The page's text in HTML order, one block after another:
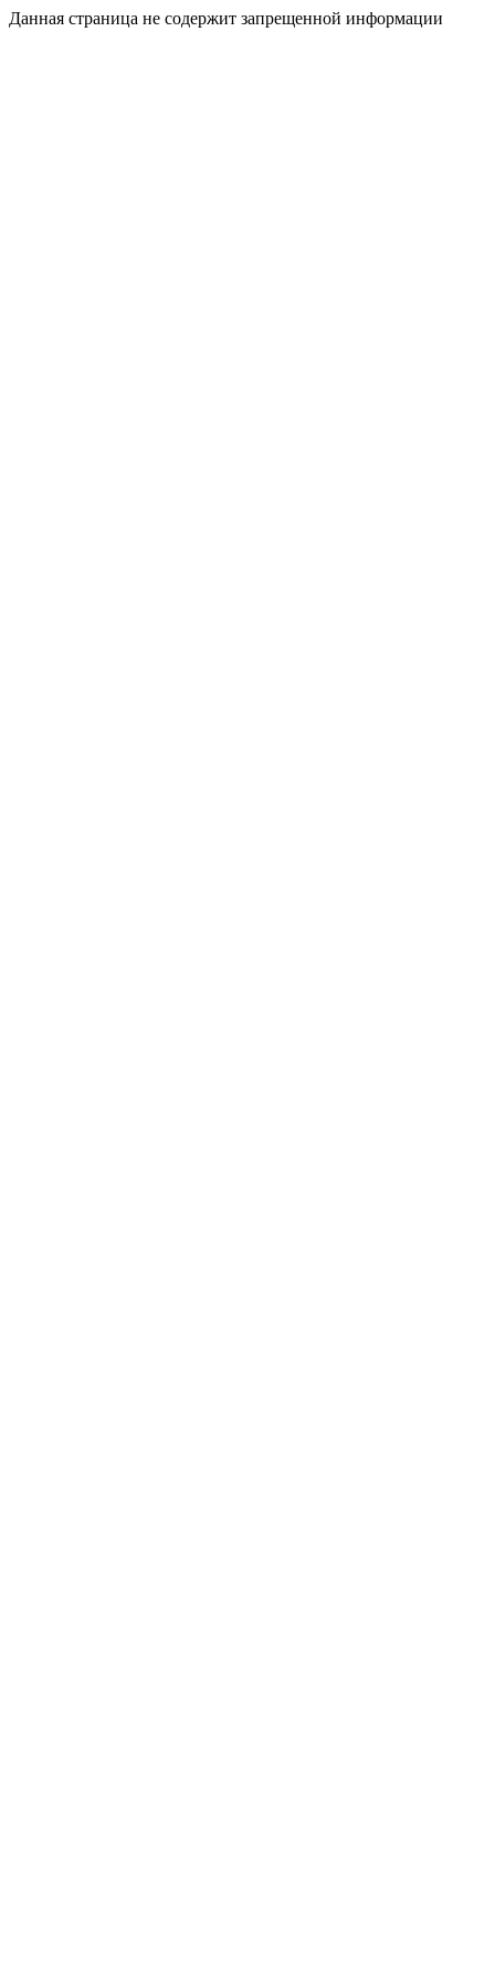
Данная страница не содержит запрещенной информации